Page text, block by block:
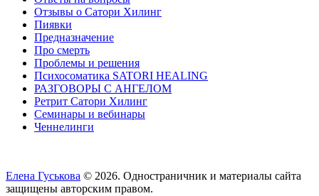
Отзывы о Сатори Хилинг
Пиявки
Предназначение
Про смерть
Проблемы и решения
Психосоматика SATORI HEALING
РАЗГОВОРЫ С АНГЕЛОМ
Ретрит Сатори Хилинг
Семинары и вебинары
Ченнелинги
Елена Гуськова © 2026. Одностраничник и материалы сайта
защищены авторским правом.